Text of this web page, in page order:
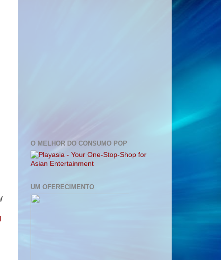
O MELHOR DO CONSUMO POP
UM OFERECIMENTO